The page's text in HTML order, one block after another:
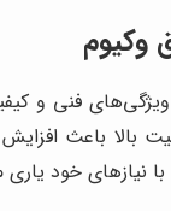
وکیوم
فنی و
بالا باعث
نیازهای خود